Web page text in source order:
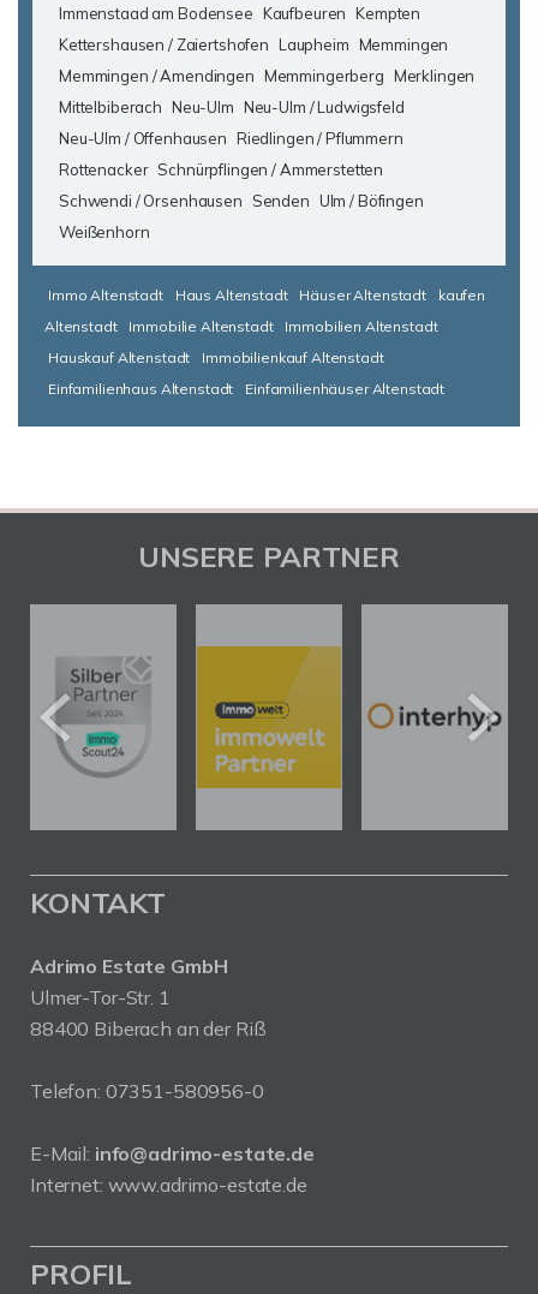
Immenstaad am Bodensee Kaufbeuren Kempten
Kettershausen / Zaiertshofen Laupheim Memmingen
Memmingen / Amendingen Memmingerberg Merklingen
Mittelbiberach Neu-Ulm Neu-Ulm / Ludwigsfeld
Neu-Ulm / Offenhausen Riedlingen / Pflummern
Rottenacker Schnürpflingen / Ammerstetten
Schwendi / Orsenhausen
Senden Ulm / Böfingen
Weißenhorn
Immo Altenstadt Haus Altenstadt Häuser Altenstadt
kaufen
Altenstadt
Immobilie Altenstadt
Immobilien Altenstadt
Hauskauf Altenstadt
Immobilienkauf Altenstadt
Einfamilienhaus Altenstadt
Einfamilienhäuser Altenstadt
UNSERE PARTNER
KONTAKT
Adrimo Estate GmbH
Ulmer-Tor-Str. 1
88400 Biberach an der Riß
Telefon: 07351-580956-0
E-Mail: info@adrimo-estate.de
Internet: www.adrimo-estate.de
PROFIL